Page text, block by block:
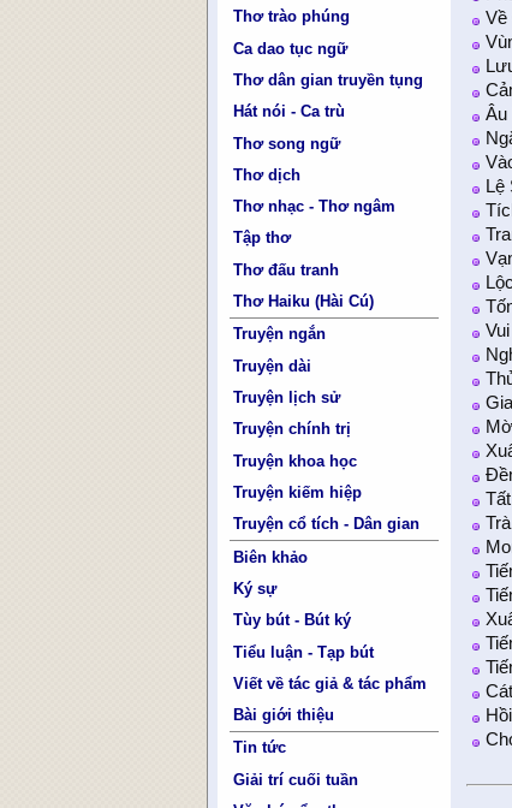
Thơ trào phúng
Ca dao tục ngữ
Thơ dân gian truyền tụng
Hát nói - Ca trù
Thơ song ngữ
Thơ dịch
Thơ nhạc - Thơ ngâm
Tập thơ
Thơ đấu tranh
Thơ Haiku (Hài Cú)
Truyện ngắn
Truyện dài
Truyện lịch sử
Truyện chính trị
Truyện khoa học
Truyện kiếm hiệp
Truyện cổ tích - Dân gian
Biên khảo
Ký sự
Tùy bút - Bút ký
Tiểu luận - Tạp bút
Viết về tác giả & tác phẩm
Bài giới thiệu
Tin tức
Giải trí cuối tuần
Về
Âu
Lệ